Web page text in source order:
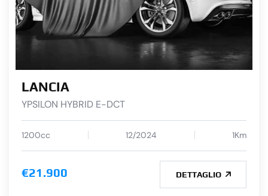
LANCIA
YPSILON HYBRID E-DCT
1200cc 12/2024 1Km
€21.900 DETTAGLIO